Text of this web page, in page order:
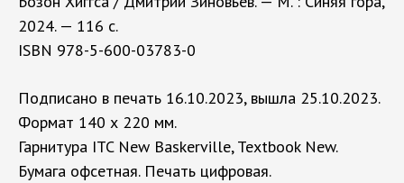
2024. — 116 с.
ISBN 978-5-600-03783-0
Подписано в печать 16.10.2023, вышла 25.10.2023.
Формат 140 х 220 мм.
Гарнитура ITC New Baskerville, Textbook New.
Бумага офсетная. Печать цифровая.